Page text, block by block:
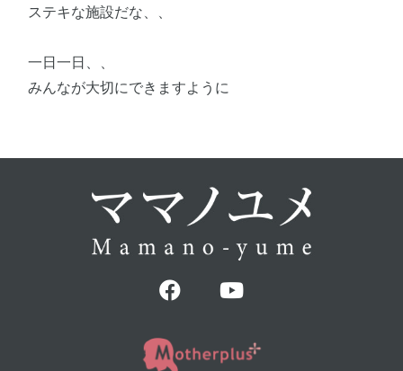
ステキな施設だな、、
一日一日、、
みんなが大切にできますように